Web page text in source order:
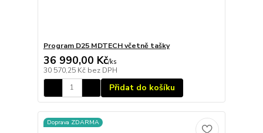
Program D25 MDTECH včetně tašky
36 990,00 Kč/ks
30 570,25 Kč bez DPH
Přidat do košíku
Doprava ZDARMA